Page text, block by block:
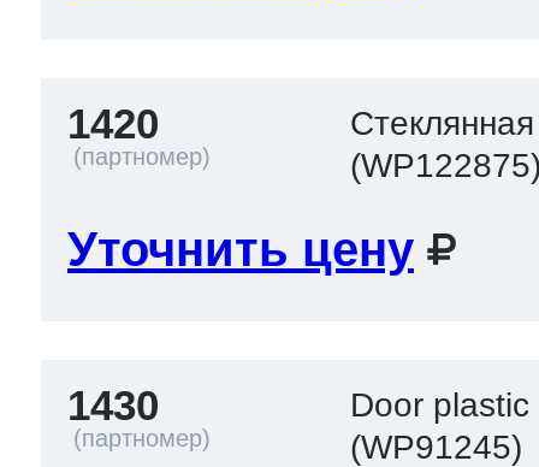
1420
Уточнить цену
1430
Door
(WP91245)